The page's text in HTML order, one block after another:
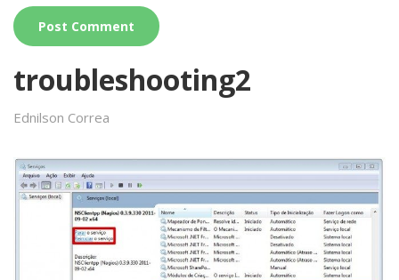
troubleshooting2
Ednilson Correa